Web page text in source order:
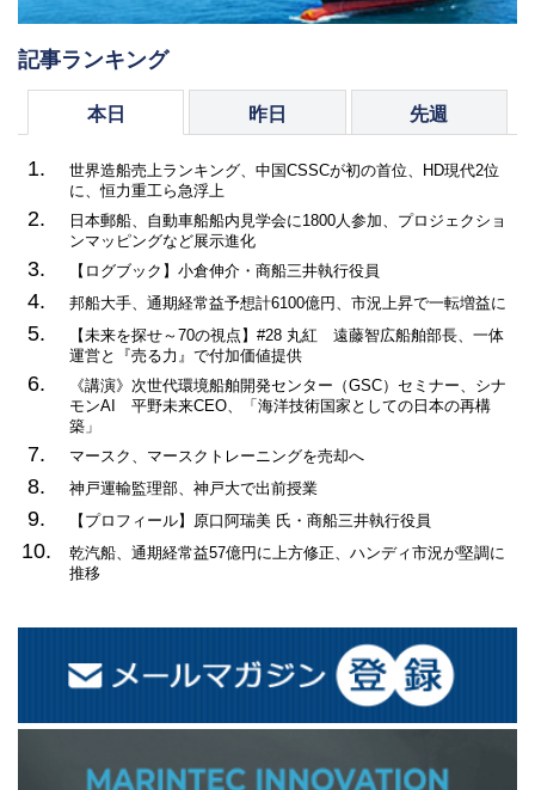
記事ランキング
本日 昨日 先週
1.
世界造船売上ランキング、中国CSSCが初の首位、HD現代2位
に、恒力重工ら急浮上
2.
日本郵船、自動車船船内見学会に1800人参加、プロジェクショ
ンマッピングなど展示進化
3. 【ログブック】小倉伸介・商船三井執行役員
4. 邦船大手、通期経常益予想計6100億円、市況上昇で一転増益に
5.
【未来を探せ～70の視点】#28 丸紅 遠藤智広船舶部長、一体
運営と『売る力』で付加価値提供
6.
《講演》次世代環境船舶開発センター（GSC）セミナー、シナ
モンAI 平野未来CEO、「海洋技術国家としての日本の再構
築」
7. マースク、マースクトレーニングを売却へ
8. 神戸運輸監理部、神戸大で出前授業
9. 【プロフィール】原口阿瑞美 氏・商船三井執行役員
10.
乾汽船、通期経常益57億円に上方修正、ハンディ市況が堅調に
推移